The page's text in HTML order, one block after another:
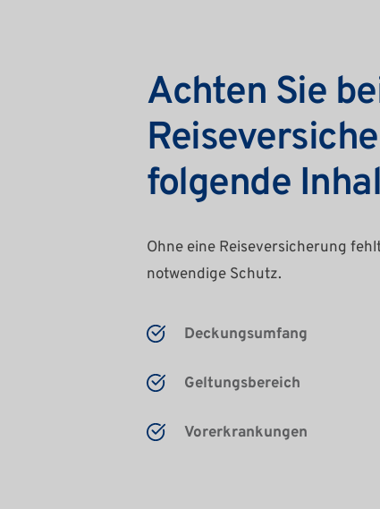
Achten Sie
folgende
Ohne eine Reiseversicherung
notwendige Schutz.
Deckungsumfang
Geltungsbereich
Vorerkrankungen